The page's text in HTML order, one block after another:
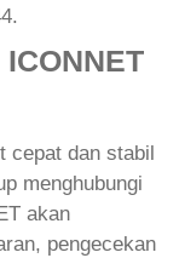
cepat dan stabil
menghubungi
akan
pengecekan